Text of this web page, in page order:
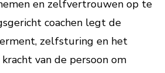
en zelfvertrouwen op te
coachen legt de
zelfsturing en het
van de persoon om